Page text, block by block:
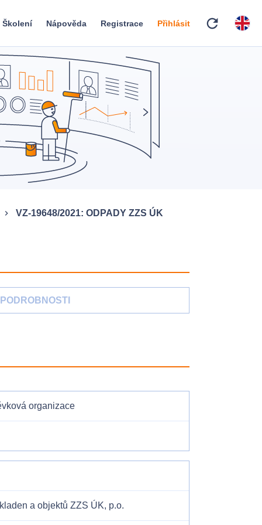
Školení Nápověda Registrace Přihlásit refresh
keyboard_arrow_right VZ-19648/2021: ODPADY ZZS ÚK
PODROBNOSTI
organizace
a objektů ZZS ÚK, p.o.